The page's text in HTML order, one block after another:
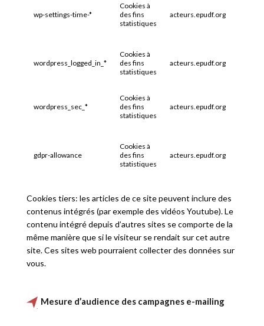
wp-settings-time-*
Cookies à
des fins
statistiques
acteurs.epudf.org
wordpress_logged_in_*
Cookies à
des fins
statistiques
acteurs.epudf.org
wordpress_sec_*
Cookies à
des fins
statistiques
acteurs.epudf.org
gdpr-allowance
Cookies à
des fins
statistiques
acteurs.epudf.org
Cookies tiers: les articles de ce site peuvent inclure des
contenus intégrés (par exemple des vidéos Youtube). Le
contenu intégré depuis d’autres sites se comporte de la
même manière que si le visiteur se rendait sur cet autre
site. Ces sites web pourraient collecter des données sur
vous.
Mesure d’audience des campagnes e-mailing